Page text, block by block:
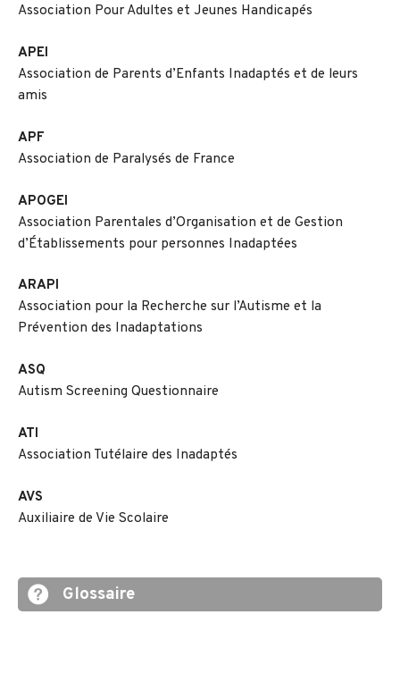
Association Pour Adultes et Jeunes Handicapés
APEI
Association de Parents d’Enfants Inadaptés et de leurs
amis
APF
Association de Paralysés de France
APOGEI
Association Parentales d’Organisation et de Gestion
d’Établissements pour personnes Inadaptées
ARAPI
Association pour la Recherche sur l’Autisme et la
Prévention des Inadaptations
ASQ
Autism Screening Questionnaire
ATI
Association Tutélaire des Inadaptés
AVS
Auxiliaire de Vie Scolaire
Glossaire